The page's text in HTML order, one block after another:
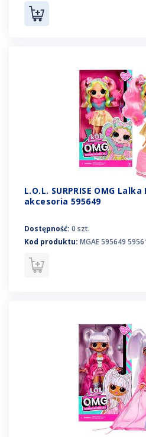
L.O.L. SURPRISE OMG
akcesoria 595649
Dostępność: 0 szt.
Kod produktu: MGAE 595649